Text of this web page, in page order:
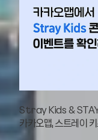
Stray Kids & STAY
카카오맵, 스트레이